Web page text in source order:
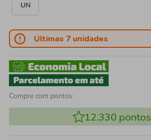
UN
Últimas 7 unidades
Compre com pontos:
12.330 pontos